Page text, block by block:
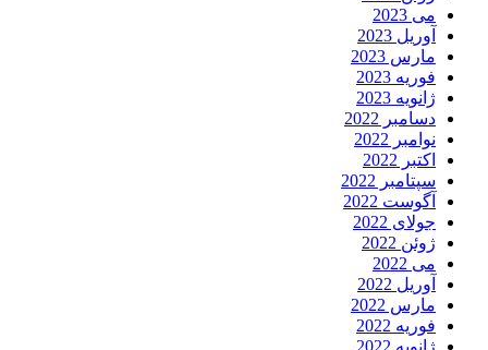
می 2023
آوریل 2023
مارس 2023
فوریه 2023
ژانویه 2023
دسامبر 2022
نوامبر 2022
اکتبر 2022
سپتامبر 2022
آگوست 2022
جولای 2022
ژوئن 2022
می 2022
آوریل 2022
مارس 2022
فوریه 2022
ژانویه 2022